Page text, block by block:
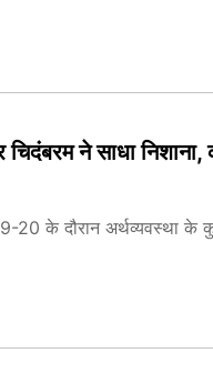
ने साधा निशाना,
20 के दौरान अर्थव्यवस्था के